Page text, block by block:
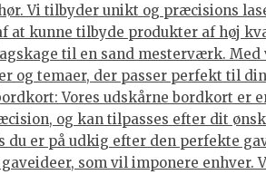
Vi tilbyder unikt og præcisions
kunne tilbyde produkter af høj
til en sand mesterværk.
temaer, der passer perfekt til
Vores udskårne bordkort er
og kan tilpasses efter dit
er på udkig efter den perfekte
som vil imponere enhver.